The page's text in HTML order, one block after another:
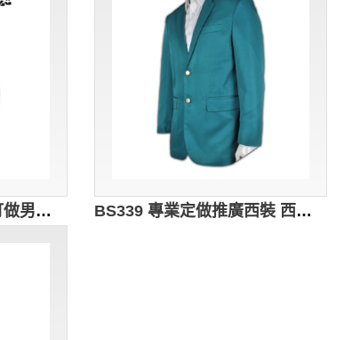
BS340 修身時尚西裝 訂做男西裝外套 西裝外套搭配 團體行政西裝 西裝褸 袖長 西裝款式設計 男西裝 brand 公司西裝專門店 BS339 專業定做推廣西裝 西裝服務中心 團購西裝外套 西裝供應商 司儀西裝